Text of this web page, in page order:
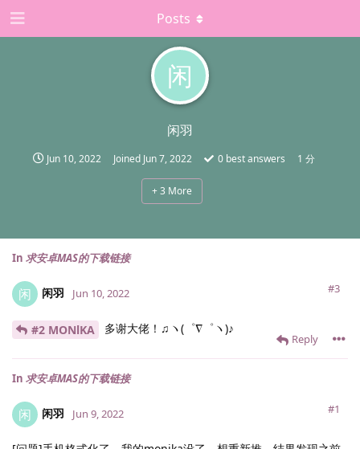
闲
闲羽
Jun 10, 2022 Joined Jun 7, 2022 0 best answers 1 分
+3 More
Posts
In 求安卓MAS的下载链接
闲 闲羽 #3
Jun 10, 2022
#2 MONlKA 多谢大佬！♫ヽ(゜∇゜ヽ)♪
Reply
In 求安卓MAS的下载链接
闲 闲羽 #1
Jun 9, 2022